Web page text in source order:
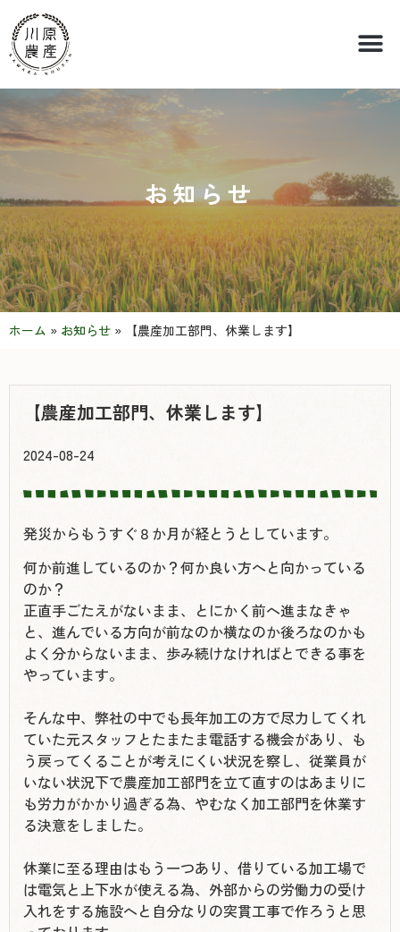
お知らせ
ホーム » お知らせ » 【農産加工部門、休業します】
【農産加工部門、休業します】
2024-08-24
発災からもうすぐ８か月が経とうとしています。
何か前進しているのか？何か良い方へと向かっている
のか？
正直手ごたえがないまま、とにかく前へ進まなきゃ
と、進んでいる方向が前なのか横なのか後ろなのかも
よく分からないまま、歩み続けなければとできる事を
やっています。
そんな中、弊社の中でも長年加工の方で尽力してくれ
ていた元スタッフとたまたま電話する機会があり、も
う戻ってくることが考えにくい状況を察し、従業員が
いない状況下で農産加工部門を立て直すのはあまりに
も労力がかかり過ぎる為、やむなく加工部門を休業す
る決意をしました。
休業に至る理由はもう一つあり、借りている加工場で
は電気と上下水が使える為、外部からの労働力の受け
入れをする施設へと自分なりの突貫工事で作ろうと思